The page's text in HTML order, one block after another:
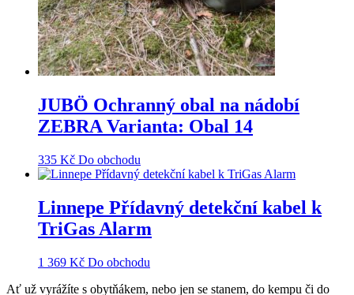
JUBÖ Ochranný obal na nádobí
ZEBRA Varianta: Obal 14
335 Kč Do obchodu
Linnepe Přídavný detekční kabel k
TriGas Alarm
1 369 Kč Do obchodu
Ať už vyrážíte s obytňákem, nebo jen se stanem, do kempu či do